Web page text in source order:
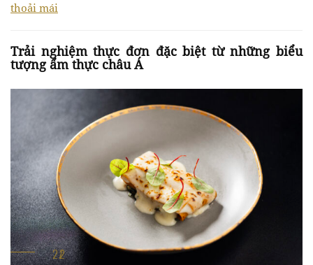
thoải mái
Trải nghiệm thực đơn đặc biệt từ những biểu
tượng ẩm thực châu Á